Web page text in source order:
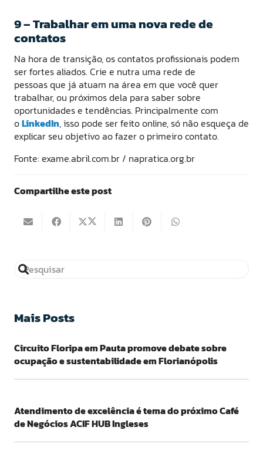
9 – Trabalhar em uma nova rede de
contatos
Na hora de transição, os contatos profissionais podem
ser fortes aliados. Crie e nutra uma rede de
pessoas que já atuam na área em que você quer
trabalhar, ou próximos dela para saber sobre
oportunidades e tendências. Principalmente com
oLinkedIn, isso pode ser feito online, só não esqueça de
explicar seu objetivo ao fazer o primeiro contato.
Fonte: exame.abril.com.br / napratica.org.br
Compartilhe este post
Mais Posts
Circuito Floripa em Pauta promove debate sobre
ocupação e sustentabilidade em Florianópolis
Atendimento de excelência é tema do próximo Café
de Negócios ACIF HUB Ingleses